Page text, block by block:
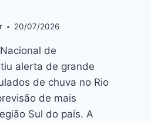
20/07/2026
de
alerta de grande
de chuva no Rio
de mais
Sul do país. A